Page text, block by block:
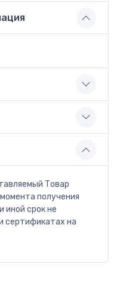
Товар
получения
иной срок не
сертификатах на